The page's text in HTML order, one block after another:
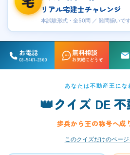
リアル宅建士チャレンジ
本試験形式・全50問 ／ 難問揃いです
お電話
03-5461-2360
無料相談
お気軽にどうぞ
あなたは不動産王にな
👑クイズ DE
歩兵から王の称号へ成
このクイズだけのペー